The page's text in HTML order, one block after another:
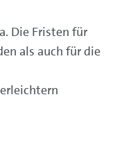
Die Fristen für
als auch für die